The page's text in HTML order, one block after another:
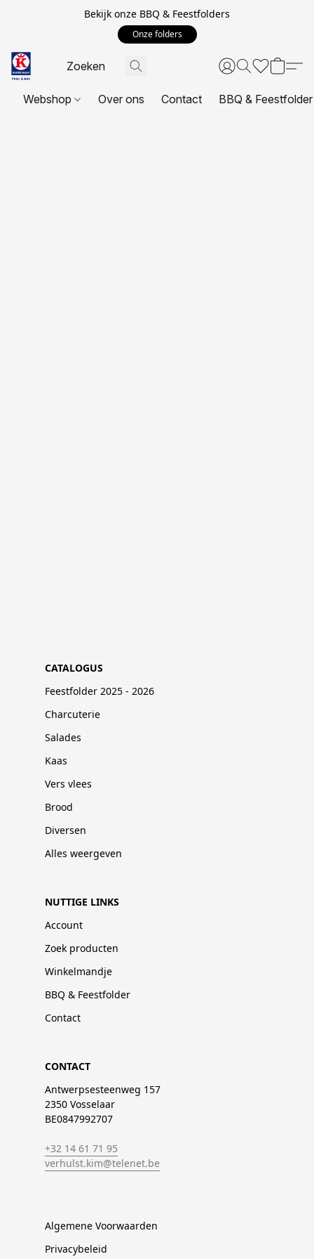
Bekijk onze BBQ & Feestfolders
Onze folders
Webshop Over ons Contact BBQ & Feestfolder
CATALOGUS
Feestfolder 2025 - 2026
Charcuterie
Salades
Kaas
Vers vlees
Brood
Diversen
Alles weergeven
NUTTIGE LINKS
Account
Zoek producten
Winkelmandje
BBQ & Feestfolder
Contact
CONTACT
Antwerpsesteenweg 157
2350 Vosselaar
BE0847992707
+32 14 61 71 95
verhulst.kim@telenet.be
Algemene Voorwaarden
Privacybeleid